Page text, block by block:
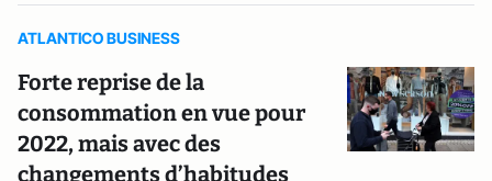
ATLANTICO BUSINESS
Forte reprise de la
consommation en vue pour
2022, mais avec des
changements d’habitudes